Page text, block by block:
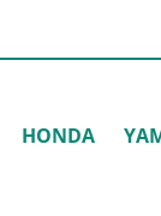
HONDA